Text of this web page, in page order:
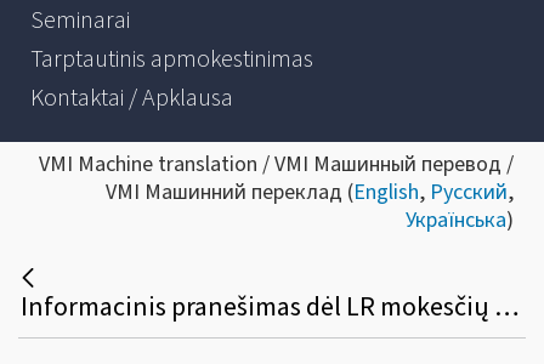
Seminarai
Tarptautinis apmokestinimas
Kontaktai / Apklausa
VMI Machine translation / VMI Машинный перевод /
VMI Машинний переклад (English, Русский,
Українська)
Informacinis pranešimas dėl LR mokesčių administravimo įstatymo ir kitų teisės aktų pakeitimo